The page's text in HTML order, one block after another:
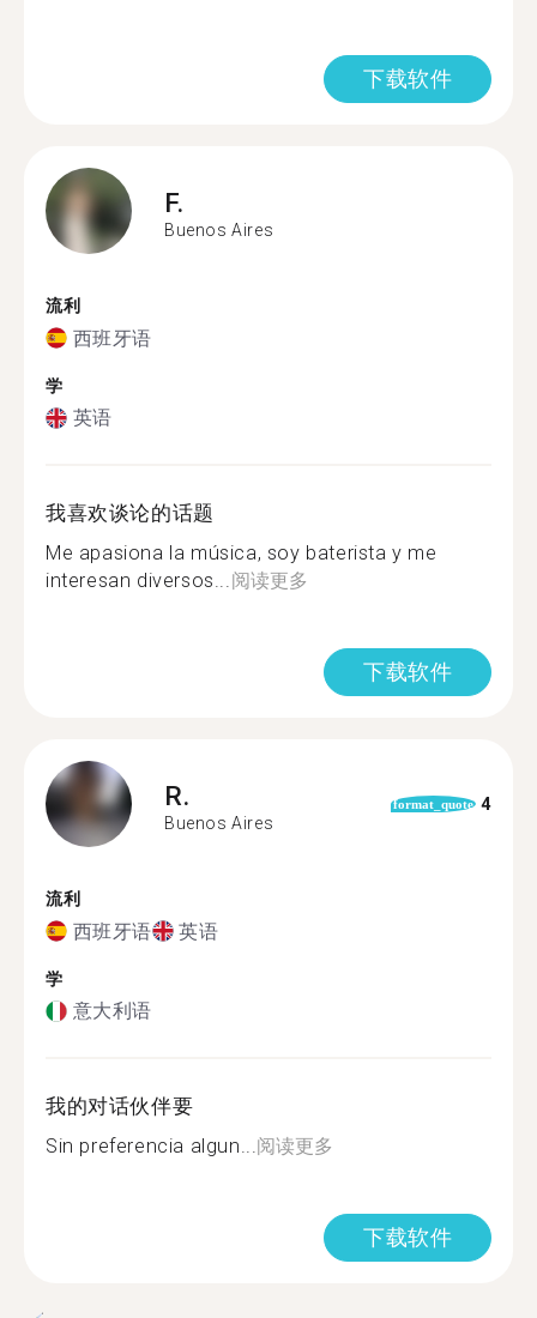
下载软件
F.
Buenos Aires
流利
西班牙语
学
英语
我喜欢谈论的话题
Me apasiona la música, soy baterista y me
interesan diversos...阅读更多
下载软件
R.
Buenos Aires
format_quote 4
流利
西班牙语 英语
学
意大利语
我的对话伙伴要
Sin preferencia algun...阅读更多
下载软件